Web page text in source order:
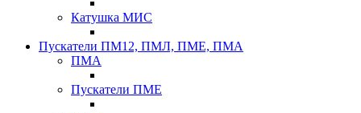
Катушка МИС
Пускатели ПМ12, ПМЛ, ПМЕ, ПМА
ПМА
Пускатели ПМЕ